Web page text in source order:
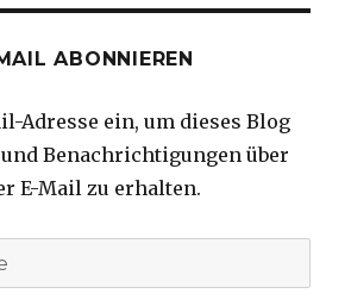
ABONNIEREN
Adresse ein, um dieses Blog
Benachrichtigungen über
E-Mail zu erhalten.